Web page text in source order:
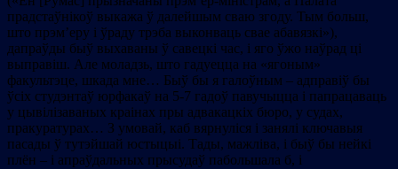
прадстаўнікоў выкажа ў далейшым сваю згоду. Тым больш,
што прэм’еру і ўраду трэба выконваць свае абавязкі»),
дапраўды быў выхаваны ў савецкі час, і яго ўжо наўрад ці
выправіш. Але моладзь, што гадуецца на «ягоным»
факультэце, шкада мне… Быў бы я галоўным – адправіў бы
ўсіх студэнтаў юрфакаў на 5-7 гадоў павучыцца і папрацаваць
у цывілізаваных краінах пры адвакацкіх бюро, у судах,
пракуратурах… З умовай, каб вярнуліся і занялі ключавыя
пасады ў тутэйшай юстыцыі. Тады, мажліва, і быў бы нейкі
плён – і апраўдальных прысудаў пабольшала б, і